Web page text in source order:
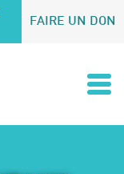
FAIRE UN DON